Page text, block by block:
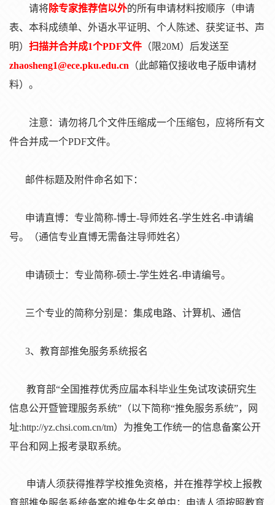
请将除专家推荐信以外的所有申请材料按顺序（申请
表、本科成绩单、外语水平证明、个人陈述、获奖证书、声
明） 扫描并合并成1个PDF文件 （限20M）后发送至
zhaosheng1@ece.pku.edu.cn （此邮箱仅接收电子版申请材
料）。
注意：请勿将几个文件压缩成一个压缩包，应将所有文
件合并成一个PDF文件。
邮件标题及附件命名如下：
申请直博：专业简称-博士-导师姓名-学生姓名-申请编
号。（通信专业直博无需备注导师姓名）
申请硕士：专业简称-硕士-学生姓名-申请编号。
三个专业的简称分别是：集成电路、计算机、通信
3、教育部推免服务系统报名
教育部“全国推荐优秀应届本科毕业生免试攻读研究生
信息公开暨管理服务系统”（以下简称“推免服务系统”，网
址:http://yz.chsi.com.cn/tm） 为推免工作统一的信息备案公开
平台和网上报考录取系统。
申请人须获得推荐学校推免资格，并在推荐学校上报教